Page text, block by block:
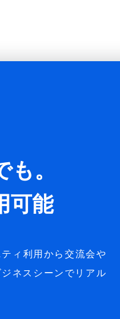
。
可能
ィ利用から交流会や
ネスシーンでリアル